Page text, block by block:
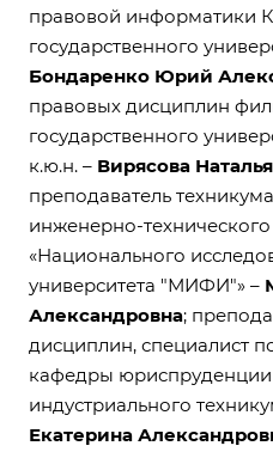
правовой информатики
государственного
Бондаренко Юрий
правовых дисциплин
государственного
к.ю.н. – Вирясова
преподаватель
инженерно-
«Национального
университета "МИФИ"» –
Александровна;
дисциплин, специалист
кафедры юриспруденции
индустриального
Екатерина